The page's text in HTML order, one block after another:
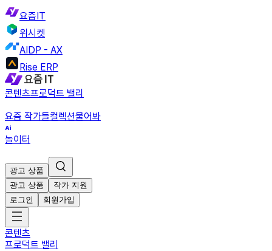
요즘IT
위시켓
AIDP - AX
Rise ERP
콘텐츠프로덕트 밸리
요즘 작가들컬렉션물어봐
놀이터
광고 상품
광고 상품
작가 지원
로그인
회원가입
콘텐츠
프로덕트 밸리